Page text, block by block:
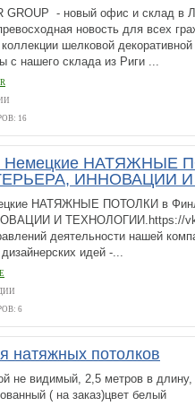
GROUP - новый офис и склад в
новость для всех
шелковой
с нашего склада из Риги ...
16
Немецкие НАТЯЖНЫЕ
ИННОВАЦИИ
НАТЯЖНЫЕ ПОТОЛКИ в
И ТЕХНОЛОГИИ.https://
деятельности нашей
идей -...
6
натяжных потолков
не видимый, 2,5 метров в длину,
( на заказ)цвет белый